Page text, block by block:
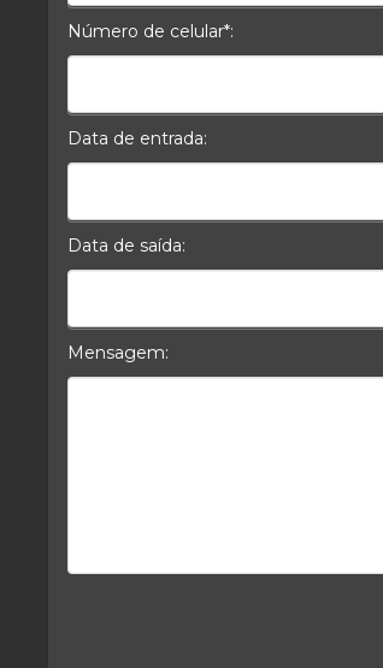
Número de celular*:
Data de entrada:
Data de saída:
Mensagem: